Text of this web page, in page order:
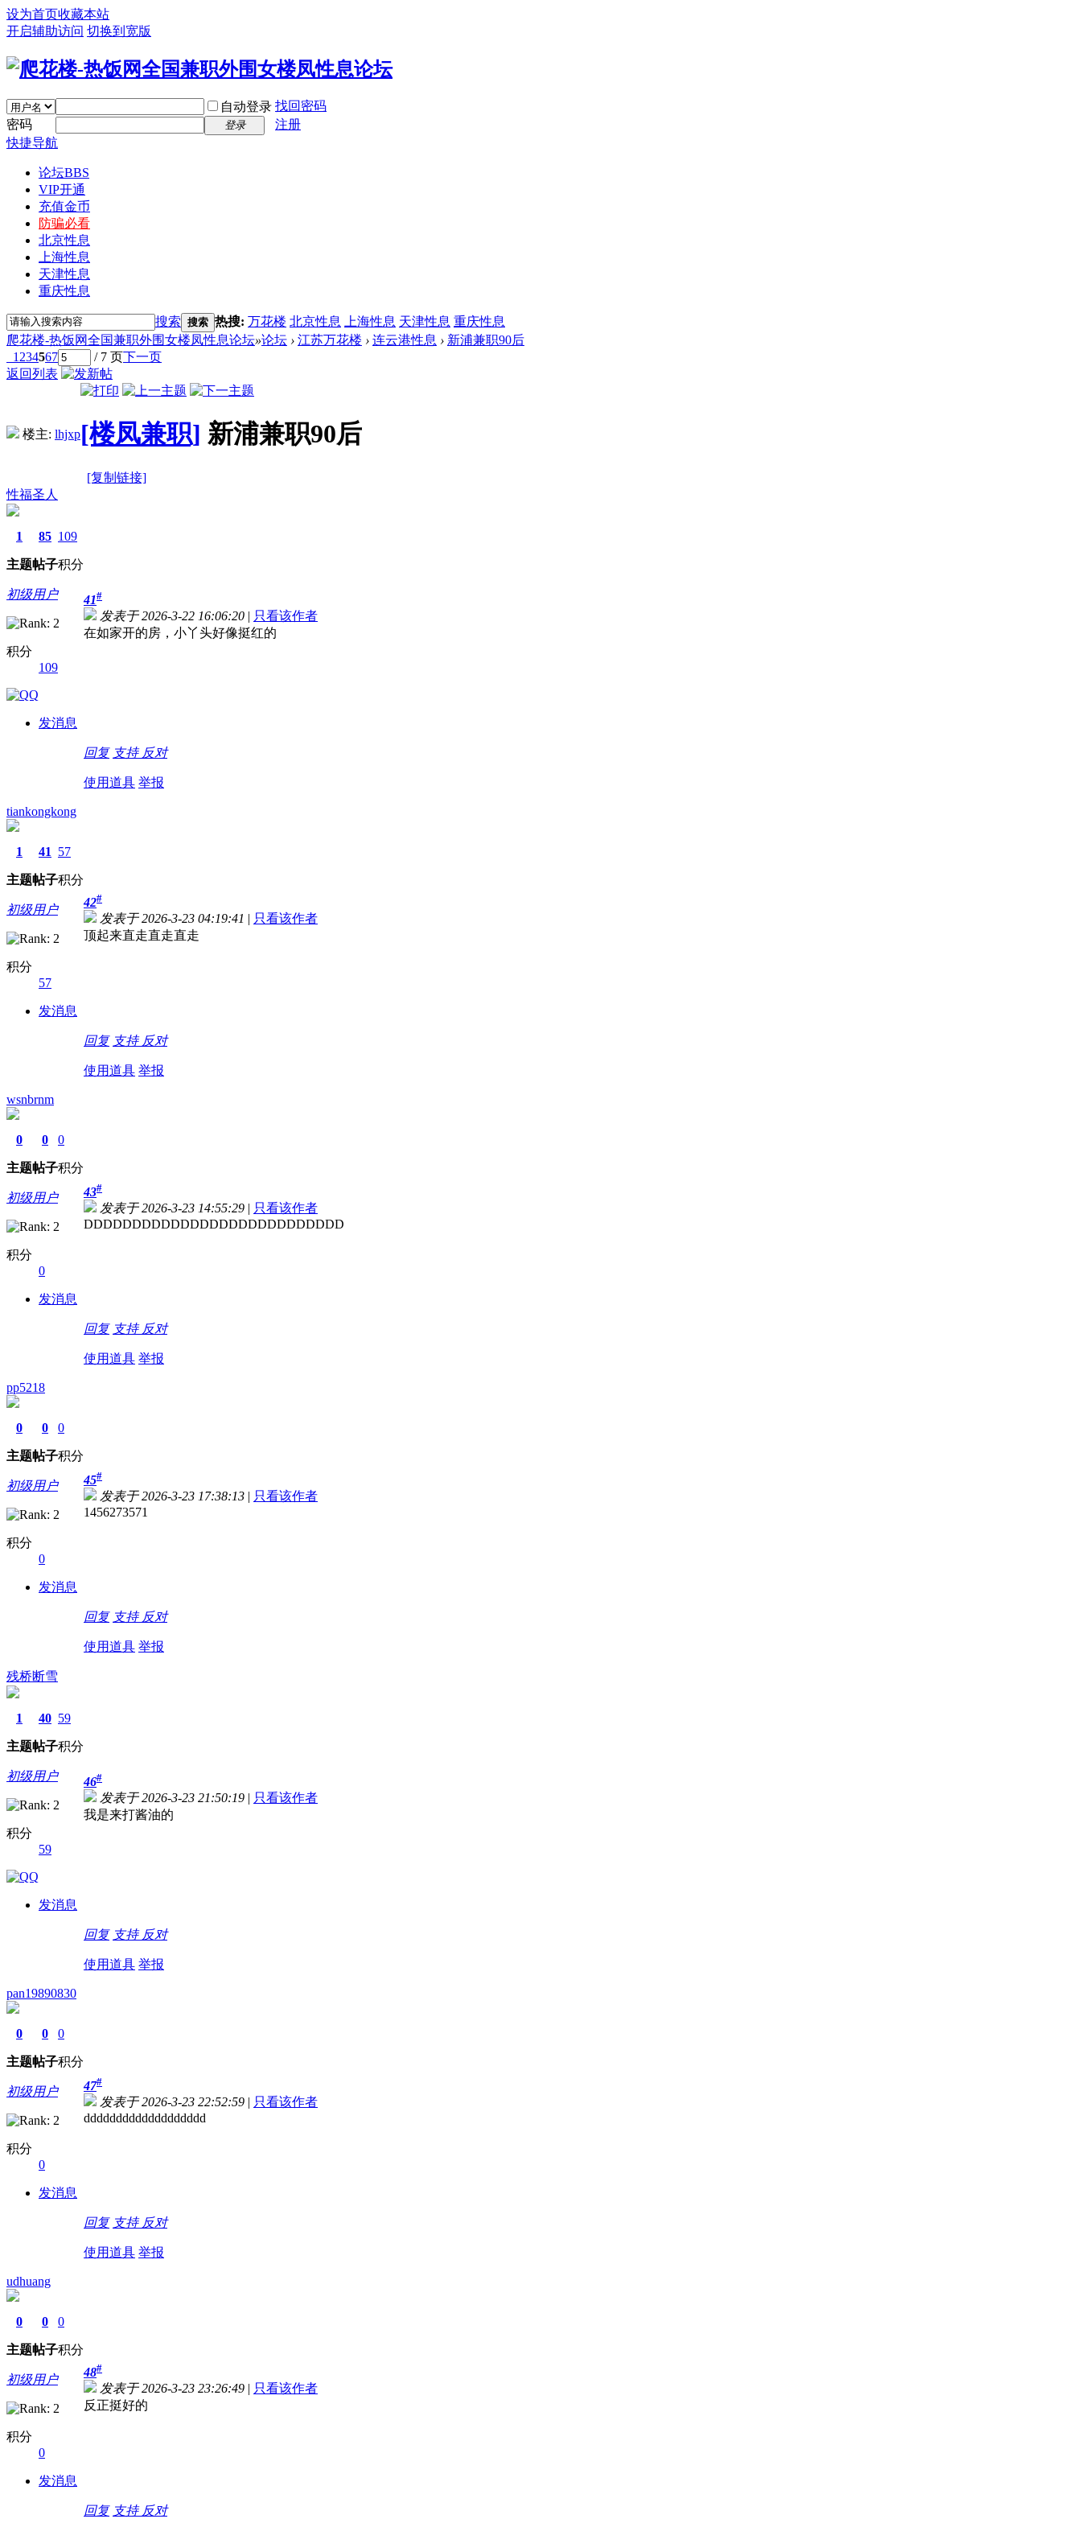
设为首页收藏本站
开启辅助访问 切换到宽版
自动登录 找回密码
密码
登录
注册
快捷导航
论坛BBS
VIP开通
充值金币
防骗必看
北京性息
上海性息
天津性息
重庆性息
搜索 搜索 热搜: 万花楼 北京性息 上海性息 天津性息 重庆性息
爬花楼-热饭网全国兼职外围女楼凤性息论坛»论坛 › 江苏万花楼 › 连云港性息 › 新浦兼职90后
1 234567 / 7 页下一页
返回列表
楼主: lhjxp[楼凤兼职] 新浦兼职90后
[复制链接]
性福圣人
1
主题
85
帖子
109
积分
初级用户
积分
109
发消息
41#
发表于 2026-3-22 16:06:20 | 只看该作者
在如家开的房，小丫头好像挺红的
回复 支持 反对
使用道具 举报
tiankongkong
1
主题
41
帖子
57
积分
初级用户
积分
57
发消息
42#
发表于 2026-3-23 04:19:41 | 只看该作者
顶起来直走直走直走
回复 支持 反对
使用道具 举报
wsnbrnm
0
主题
0
帖子
0
积分
初级用户
积分
0
发消息
43#
发表于 2026-3-23 14:55:29 | 只看该作者
DDDDDDDDDDDDDDDDDDDDDDDDDDD
回复 支持 反对
使用道具 举报
pp5218
0
主题
0
帖子
0
积分
初级用户
积分
0
发消息
45#
发表于 2026-3-23 17:38:13 | 只看该作者
1456273571
回复 支持 反对
使用道具 举报
残桥断雪
1
主题
40
帖子
59
积分
初级用户
积分
59
发消息
46#
发表于 2026-3-23 21:50:19 | 只看该作者
我是来打酱油的
回复 支持 反对
使用道具 举报
pan19890830
0
主题
0
帖子
0
积分
初级用户
积分
0
发消息
47#
发表于 2026-3-23 22:52:59 | 只看该作者
ddddddddddddddddddd
回复 支持 反对
使用道具 举报
udhuang
0
主题
0
帖子
0
积分
初级用户
积分
0
发消息
48#
发表于 2026-3-23 23:26:49 | 只看该作者
反正挺好的
回复 支持 反对